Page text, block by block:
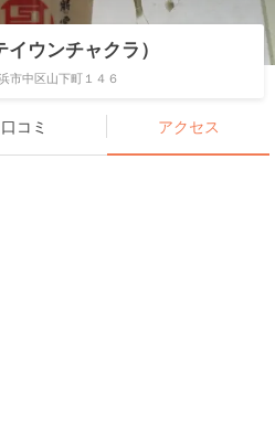
ウンチャクラ）
市中区山下町１４６
口コミ アクセス